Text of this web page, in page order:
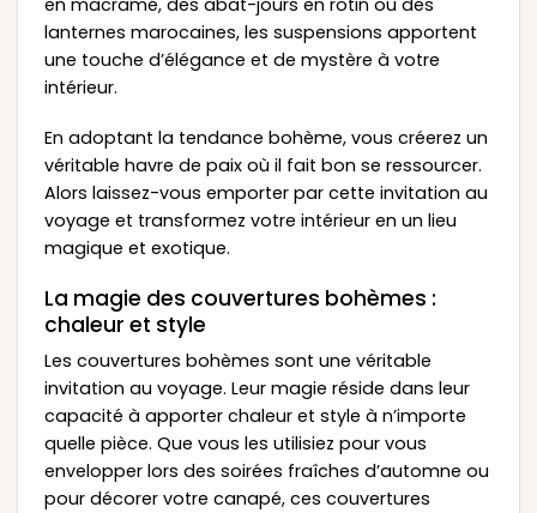
en macramé, des abat-jours en rotin ou des
lanternes marocaines, les suspensions apportent
une touche d’élégance et de mystère à votre
intérieur.
En adoptant la tendance bohème, vous créerez un
véritable havre de paix où il fait bon se ressourcer.
Alors laissez-vous emporter par cette invitation au
voyage et transformez votre intérieur en un lieu
magique et exotique.
La magie des couvertures bohèmes :
chaleur et style
Les couvertures bohèmes sont une véritable
invitation au voyage. Leur magie réside dans leur
capacité à apporter chaleur et style à n’importe
quelle pièce. Que vous les utilisiez pour vous
envelopper lors des soirées fraîches d’automne ou
pour décorer votre canapé, ces couvertures